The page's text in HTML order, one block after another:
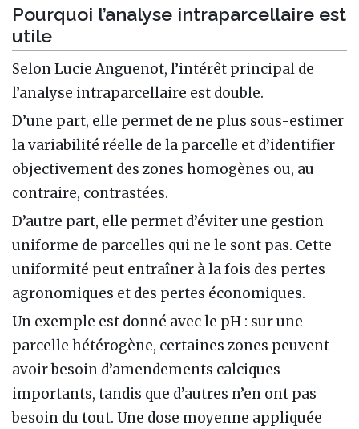
Pourquoi l’analyse intraparcellaire est
utile
Selon Lucie Anguenot, l’intérêt principal de
l’analyse intraparcellaire est double.
D’une part, elle permet de ne plus sous-estimer
la variabilité réelle de la parcelle et d’identifier
objectivement des zones homogènes ou, au
contraire, contrastées.
D’autre part, elle permet d’éviter une gestion
uniforme de parcelles qui ne le sont pas. Cette
uniformité peut entraîner à la fois des pertes
agronomiques et des pertes économiques.
Un exemple est donné avec le pH : sur une
parcelle hétérogène, certaines zones peuvent
avoir besoin d’amendements calciques
importants, tandis que d’autres n’en ont pas
besoin du tout. Une dose moyenne appliquée